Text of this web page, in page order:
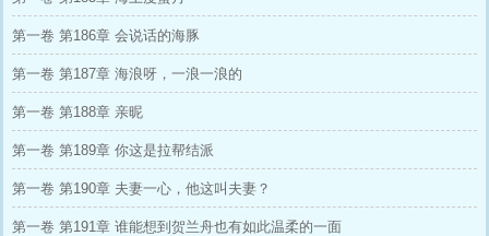
第一卷 第186章 会说话的海豚
第一卷 第187章 海浪呀，一浪一浪的
第一卷 第188章 亲昵
第一卷 第189章 你这是拉帮结派
第一卷 第190章 夫妻一心，他这叫夫妻？
第一卷 第191章 谁能想到贺兰舟也有如此温柔的一面